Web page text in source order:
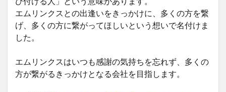
エムリンクスとの出逢いをきっかけに、多くの方を繋
げ、多くの方に繋がってほしいという想いで名付けま
した。
エムリンクスはいつも感謝の気持ちを忘れず、多くの
方が繋がるきっかけとなる会社を目指します。